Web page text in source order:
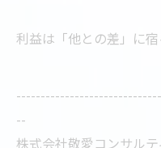
利益は「他との差」に宿
--
株式会社敬愛コンサル